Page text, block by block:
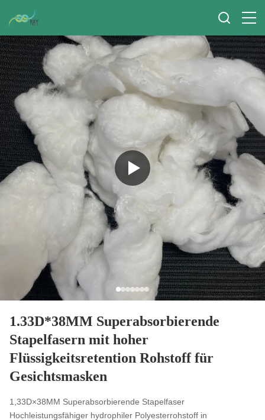
1.33D*38MM Superabsorbierende
Stapelfasern mit hoher
Flüssigkeitsretention Rohstoff für
Gesichtsmasken
1,33D×38MM Superabsorbierende Stapelfaser
Hochleistungsfähiger hydrophiler Polyesterrohstoff in